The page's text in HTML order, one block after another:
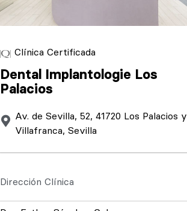
Clínica Certificada
Dental Implantologie Los
Palacios
Av. de Sevilla, 52, 41720 Los Palacios y
Villafranca, Sevilla
Dirección Clínica